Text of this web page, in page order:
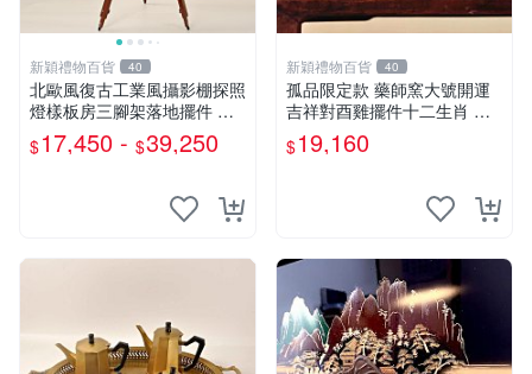
新穎禮物百貨 40
北歐風復古工業風攝影棚探照
燈樣板房三腳架落地擺件 無
光源
$17,450 - $39,250
新穎禮物百貨 40
孤品限定款 藥師窯大號開運
吉祥對酉雞擺件十二生肖 木
盒
$19,160